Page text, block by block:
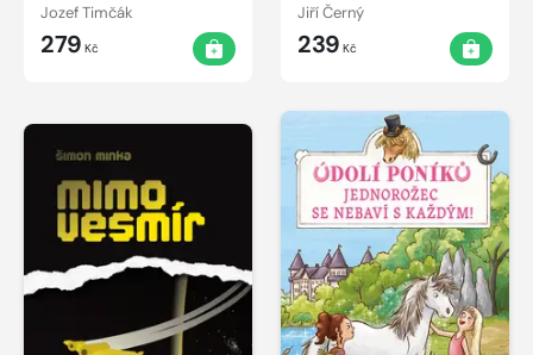
Jozef Timčák
279 Kč
Jiří Černý
239 Kč